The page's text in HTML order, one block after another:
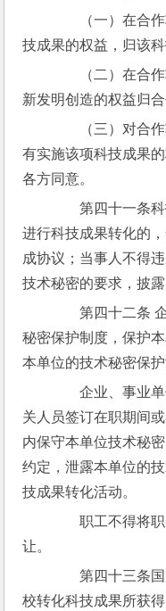
（一）在合作
技成果的权益，归该
（二）在合作
新发明创造的权益归合
（三）对合作
有实施该项科技成果
各方同意。
第四十一条科
进行科技成果转化的
成协议；当事人不得
技术秘密的要求，披
第四十二条 企
秘密保护制度，保护
本单位的技术秘密保护
企业、事业单
关人员签订在职期间
内保守本单位技术秘
约定，泄露本单位的
技成果转化活动。
职工不得将职
让。
第四十三条国
校转化科技成果所获